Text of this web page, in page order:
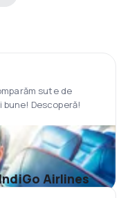
sute de
Descoperă!
Airlines